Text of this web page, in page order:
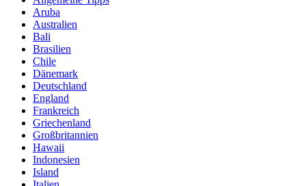
Aruba
Australien
Bali
Brasilien
Chile
Dänemark
Deutschland
England
Frankreich
Griechenland
Großbritannien
Hawaii
Indonesien
Island